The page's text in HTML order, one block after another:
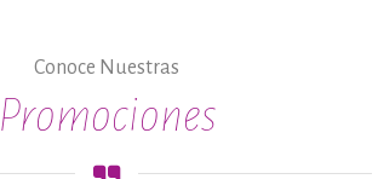
Conoce Nuestras
Promociones